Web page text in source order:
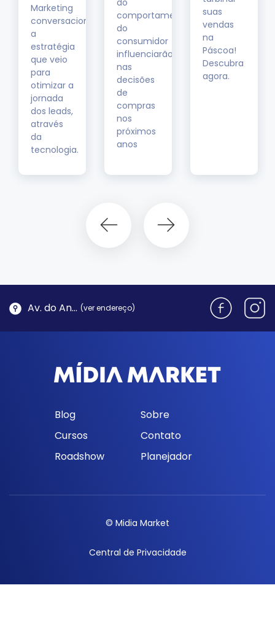
Marketing
conversacional,
a
estratégia
que veio
para
otimizar a
jornada
dos leads,
através
da
tecnologia.
comportamento
do
consumidor
influenciarão
nas
decisões
de
compras
nos
próximos
anos
suas
vendas
na
Páscoa!
Descubra
agora.
Av. do Antão, 1762 - Morro da Cruz | Florianópolis (ver endereço)
Blog
Sobre
Cursos
Contato
Roadshow
Planejador
© Midia Market
Central de Privacidade